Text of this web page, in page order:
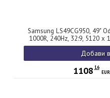
Samsung LS49CG950, 49"
1000R, 240Hz, 32:9, 5120
HDMI, Micro HDMI, USB
Lightsync RGB, 8000 DPI,
Добави
1108 16
EUR